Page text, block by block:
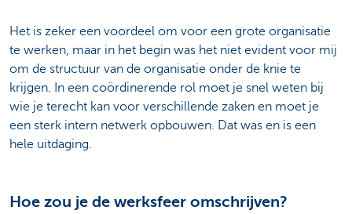
Het is zeker een voordeel om voor een grote organisatie
te werken, maar in het begin was het niet evident voor mij
om de structuur van de organisatie onder de knie te
krijgen. In een coördinerende rol moet je snel weten bij
wie je terecht kan voor verschillende zaken en moet je
een sterk intern netwerk opbouwen. Dat was en is een
hele uitdaging.
Hoe zou je de werksfeer omschrijven?